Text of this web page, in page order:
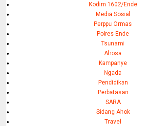
Kodim 1602/Ende
Media Sosial
Perppu Ormas
Polres Ende
Tsunami
Alrosa
Kampanye
Ngada
Pendidikan
Perbatasan
SARA
Sidang Ahok
Travel